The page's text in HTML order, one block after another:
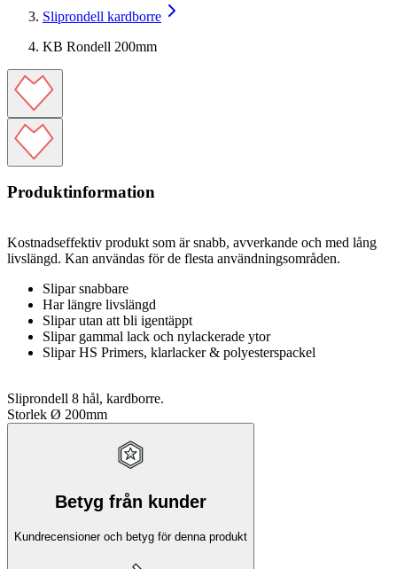
Sliprondell kardborre
KB Rondell 200mm
Produktinformation
Kostnadseffektiv produkt som är snabb, avverkande och med lång
livslängd. Kan användas för de flesta användningsområden.
Slipar snabbare
Har längre livslängd
Slipar utan att bli igentäppt
Slipar gammal lack och nylackerade ytor
Slipar HS Primers, klarlacker & polyesterspackel
Sliprondell 8 hål, kardborre.
Storlek Ø 200mm
Betyg från kunder
Kundrecensioner och betyg för denna produkt